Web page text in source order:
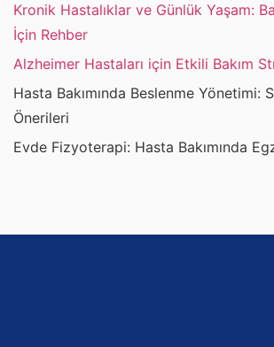
Kronik Hastalıklar ve Günlük Yaşam:
İçin Rehber
Alzheimer Hastaları için Etkili Bakım
Hasta Bakımında Beslenme Yönetimi:
Önerileri
Evde Fizyoterapi: Hasta Bakımında